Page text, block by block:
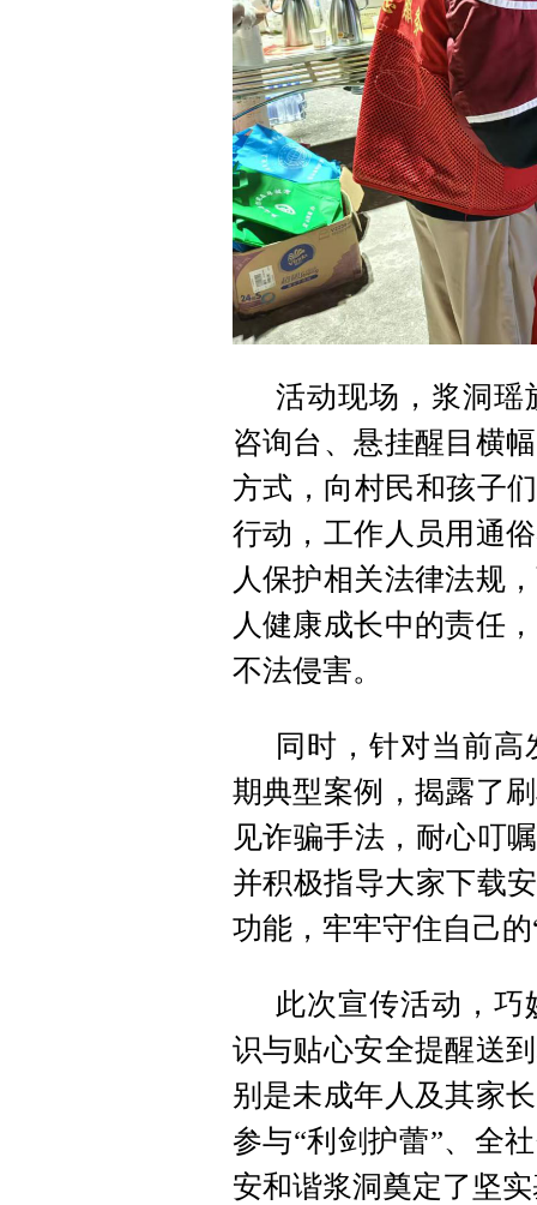
活动现场，浆洞瑶
咨询台、悬挂醒目横
方式，向村民和孩子
行动，工作人员用通
人保护相关法律法规
人健康成长中的责任
不法侵害。
同时，针对当前
期典型案例，揭露了
见诈骗手法，耐心叮
并积极指导大家下载
功能，牢牢守住自己的
此次宣传活动，
识与贴心安全提醒送
别是未成年人及其家
参与“利剑护蕾”、全
安和谐浆洞奠定了坚